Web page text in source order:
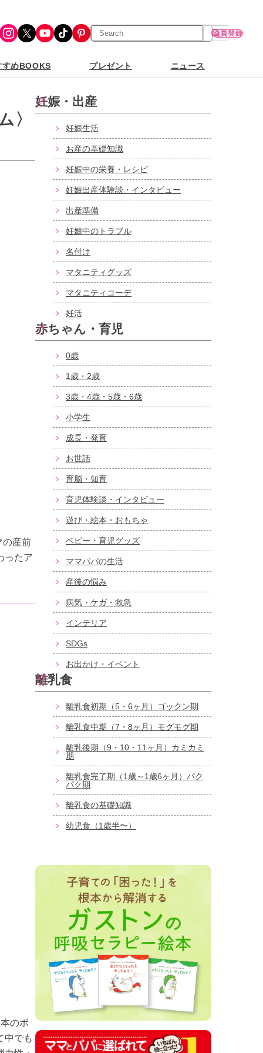
Instagram X YouTube TikTok Pinterest
検
索
会員登録
すめBOOKS プレゼント ニュース
〉
の産前
ったア
のボ
中でも
妊娠・出産
妊娠生活
お産の基礎知識
妊娠中の栄養・レシピ
妊娠出産体験談・インタビュー
出産準備
妊娠中のトラブル
名付け
マタニティグッズ
マタニティコーデ
妊活
赤ちゃん・育児
0歳
1歳・2歳
3歳・4歳・5歳・6歳
小学生
成長・発育
お世話
育脳・知育
育児体験談・インタビュー
遊び・絵本・おもちゃ
ベビー・育児グッズ
ママパパの生活
産後の悩み
病気・ケガ・救急
インテリア
SDGs
お出かけ・イベント
離乳食
離乳食初期（5・6ヶ月）ゴックン期
離乳食中期（7・8ヶ月）モグモグ期
離乳後期（9・10・11ヶ月）カミカミ
期
離乳食完了期（1歳～1歳6ヶ月）パク
パク期
離乳食の基礎知識
幼児食（1歳半〜）